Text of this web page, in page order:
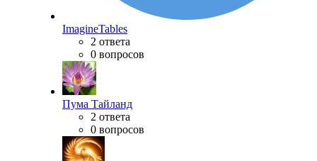
ImagineTables
2 ответа
0 вопросов
Пума Тайланд
2 ответа
0 вопросов